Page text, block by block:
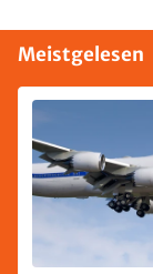
Meistgelesen